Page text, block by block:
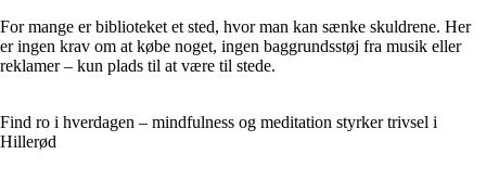
For mange er biblioteket et sted, hvor man kan sænke skuldrene. Her
er ingen krav om at købe noget, ingen baggrundsstøj fra musik eller
reklamer – kun plads til at være til stede.
Find ro i hverdagen – mindfulness og meditation styrker trivsel i
Hillerød